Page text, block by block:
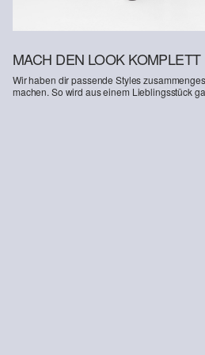
MACH DEN LOOK KOMPLETT
Wir haben dir passende Styles
machen. So wird aus einem Lieblingsstück